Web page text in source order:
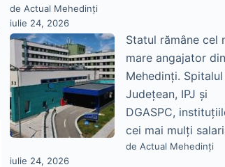
de Actual Mehedinți
iulie 24, 2026
Statul rămâne cel
mare angajator din
Mehedinți. Spitalul
Județean, IPJ și
DGASPC,
cei mai mulți
de Actual Mehedinți
iulie 24, 2026